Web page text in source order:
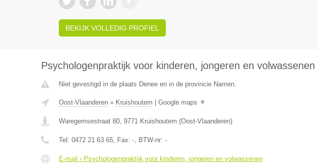
BEKIJK VOLLEDIG PROFIEL
Psychologenpraktijk voor kinderen, jongeren en volwassenen
Niet gevestigd in de plaats Denee en in de provincie Namen.
Oost-Vlaanderen» Kruishoutem Google maps ▼
Waregemsestraat 80, 9771 Kruishoutem (Oost-Vlaanderen)
Tel: 0472 21 63 65, Fax: -, BTW-nr: -
E-mail › Psychologenpraktijk voor kinderen, jongeren en volwassenen